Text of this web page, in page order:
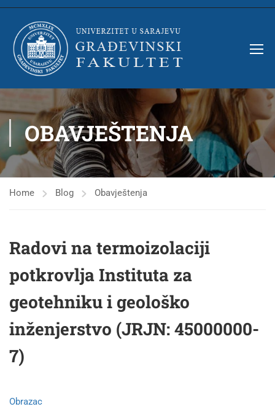
OBAVJEŠTENJA
Home Blog Obavještenja
Radovi na termoizolaciji
potkrovlja Instituta za
geotehniku i geološko
inženjerstvo (JRJN: 45000000-
7)
Obrazac